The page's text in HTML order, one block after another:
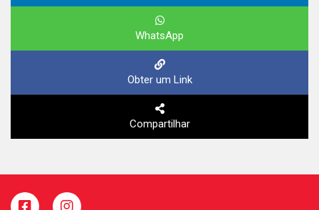
WhatsApp
Obter um Link
Compartilhar